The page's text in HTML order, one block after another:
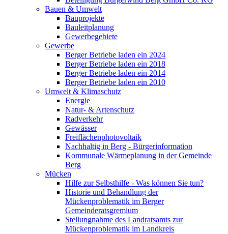
Bauen & Umwelt
Bauprojekte
Bauleitplanung
Gewerbegebiete
Gewerbe
Berger Betriebe laden ein 2024
Berger Betriebe laden ein 2018
Berger Betriebe laden ein 2014
Berger Betriebe laden ein 2010
Umwelt & Klimaschutz
Energie
Natur- & Artenschutz
Radverkehr
Gewässer
Freiflächenphotovoltaik
Nachhaltig in Berg - Bürgerinformation
Kommunale Wärmeplanung in der Gemeinde
Berg
Mücken
Hilfe zur Selbsthilfe - Was können Sie tun?
Historie und Behandlung der
Mückenproblematik im Berger
Gemeinderatsgremium
Stellungnahme des Landratsamts zur
Mückenproblematik im Landkreis